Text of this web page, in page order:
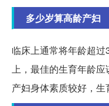
多少岁算高龄产妇
临床上通常将年龄超
上，最佳的生育年龄
产妇身体素质较好，生